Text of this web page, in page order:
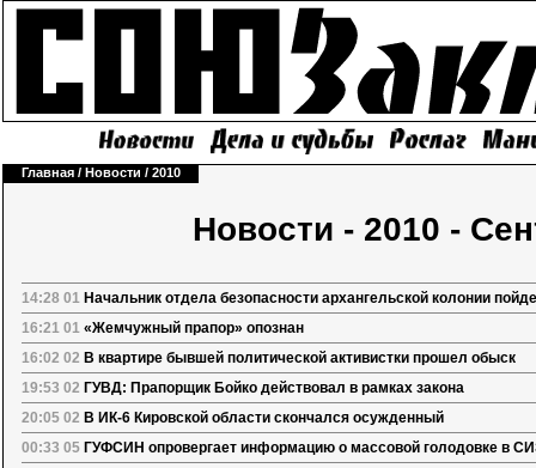
Главная / Новости / 2010
Новости - 2010 -
14:28 01 Начальник отдела безопасности архангельской колонии
16:21 01 «Жемчужный прапор» опознан
16:02 02 В квартире бывшей политической активистки прошел обыск
19:53 02 ГУВД: Прапорщик Бойко действовал в рамках закона
20:05 02 В ИК-6 Кировской области скончался осужденный
00:33 05 ГУФСИН опровергает информацию о массовой голодовке в